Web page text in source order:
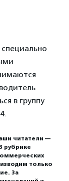
в группу
читатели —
рубрике
только
За